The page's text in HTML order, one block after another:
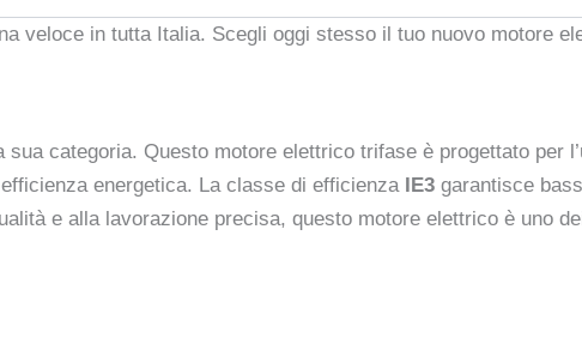
veloce in tutta Italia. Scegli oggi stesso il tuo nuovo motore
categoria. Questo motore elettrico trifase è progettato per
energetica. La classe di efficienza
IE3 garantisce
e alla lavorazione precisa, questo motore elettrico è uno